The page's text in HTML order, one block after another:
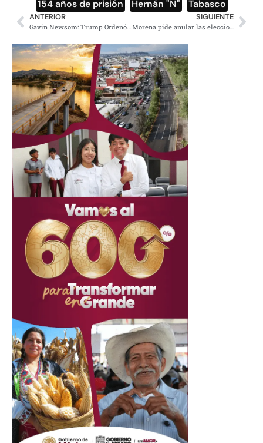
154 años de prisión Hernán "N" Tabasco
ANTERIOR
Gavin Newsom: Trump Ordenó Investigación en su Contra
SIGUIENTE
Morena pide anular las elecciones en 16 distritos de Coahuila